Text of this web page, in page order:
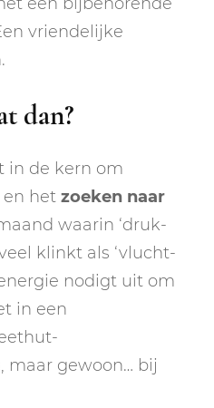
vriendelijke
dan?
in de kern om
en het zoeken naar
waarin ‘druk-
klinkt als ‘vlucht-
nodigt uit om
in een
maar gewoon… bij